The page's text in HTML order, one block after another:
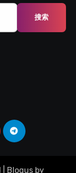
Blogus by